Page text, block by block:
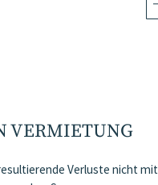
Verluste nicht mit